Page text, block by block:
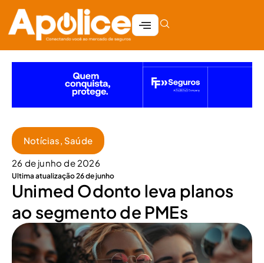
Notícias, Saúde
26 de junho de 2026
Ultima atualização 26 de junho
Unimed Odonto leva planos
ao segmento de PMEs